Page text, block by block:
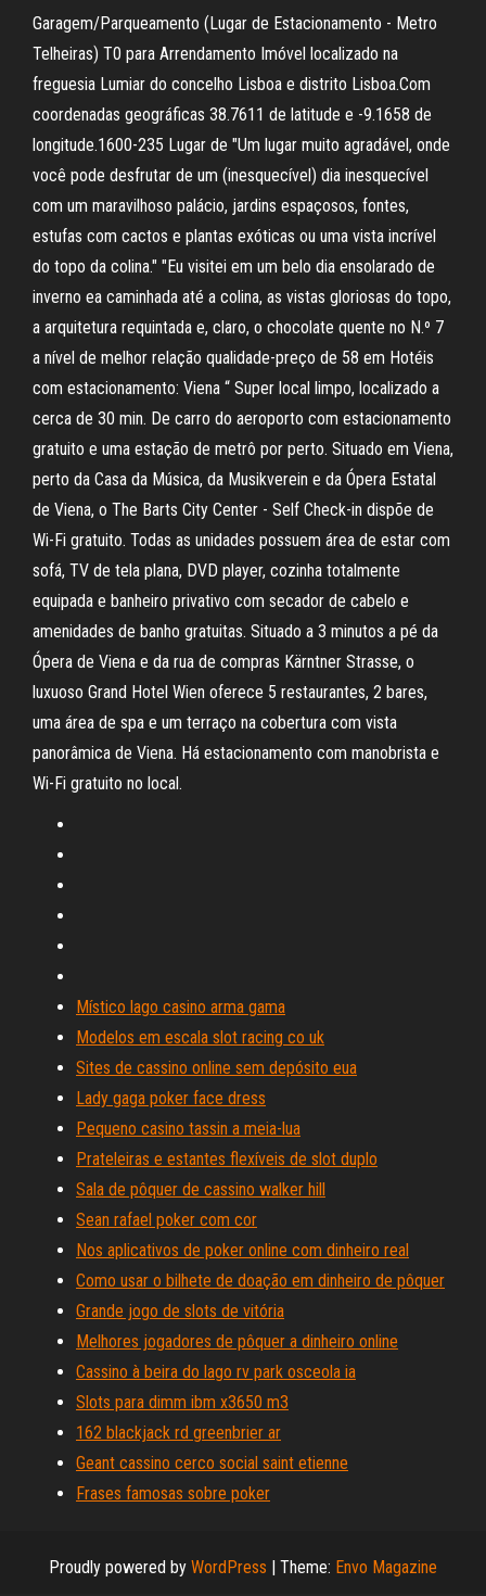
Garagem/Parqueamento (Lugar de Estacionamento - Metro
Telheiras) T0 para Arrendamento Imóvel localizado na
freguesia Lumiar do concelho Lisboa e distrito Lisboa.Com
coordenadas geográficas 38.7611 de latitude e -9.1658 de
longitude.1600-235 Lugar de "Um lugar muito agradável, onde
você pode desfrutar de um (inesquecível) dia inesquecível
com um maravilhoso palácio, jardins espaçosos, fontes,
estufas com cactos e plantas exóticas ou uma vista incrível
do topo da colina." "Eu visitei em um belo dia ensolarado de
inverno ea caminhada até a colina, as vistas gloriosas do topo,
a arquitetura requintada e, claro, o chocolate quente no N.º 7
a nível de melhor relação qualidade-preço de 58 em Hotéis
com estacionamento: Viena “ Super local limpo, localizado a
cerca de 30 min. De carro do aeroporto com estacionamento
gratuito e uma estação de metrô por perto. Situado em Viena,
perto da Casa da Música, da Musikverein e da Ópera Estatal
de Viena, o The Barts City Center - Self Check-in dispõe de
Wi-Fi gratuito. Todas as unidades possuem área de estar com
sofá, TV de tela plana, DVD player, cozinha totalmente
equipada e banheiro privativo com secador de cabelo e
amenidades de banho gratuitas. Situado a 3 minutos a pé da
Ópera de Viena e da rua de compras Kärntner Strasse, o
luxuoso Grand Hotel Wien oferece 5 restaurantes, 2 bares,
uma área de spa e um terraço na cobertura com vista
panorâmica de Viena. Há estacionamento com manobrista e
Wi-Fi gratuito no local.
Místico lago casino arma gama
Modelos em escala slot racing co uk
Sites de cassino online sem depósito eua
Lady gaga poker face dress
Pequeno casino tassin a meia-lua
Prateleiras e estantes flexíveis de slot duplo
Sala de pôquer de cassino walker hill
Sean rafael poker com cor
Nos aplicativos de poker online com dinheiro real
Como usar o bilhete de doação em dinheiro de pôquer
Grande jogo de slots de vitória
Melhores jogadores de pôquer a dinheiro online
Cassino à beira do lago rv park osceola ia
Slots para dimm ibm x3650 m3
162 blackjack rd greenbrier ar
Geant cassino cerco social saint etienne
Frases famosas sobre poker
Proudly powered by WordPress | Theme: Envo Magazine